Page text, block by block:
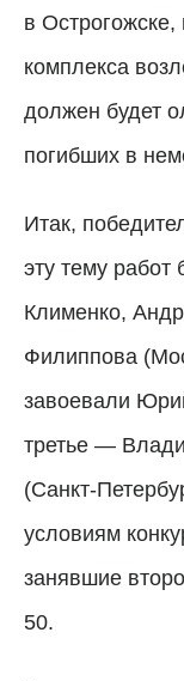
в
комплекса
должен будет
погибших в
Итак,
эту тему работ
Клименко,
Филиппова
завоевали
третье —
(Санкт-
условиям
занявшие
50.